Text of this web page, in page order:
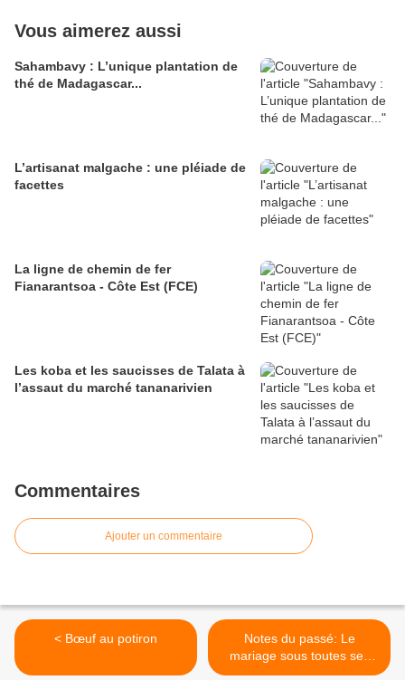
Vous aimerez aussi
Sahambavy : L’unique plantation de
thé de Madagascar...
L’artisanat malgache : une pléiade de
facettes
La ligne de chemin de fer
Fianarantsoa - Côte Est (FCE)
Les koba et les saucisses de Talata à
l’assaut du marché tananarivien
Commentaires
Ajouter un commentaire
< Bœuf au potiron
Notes du passé: Le
mariage sous toutes ses
formes >